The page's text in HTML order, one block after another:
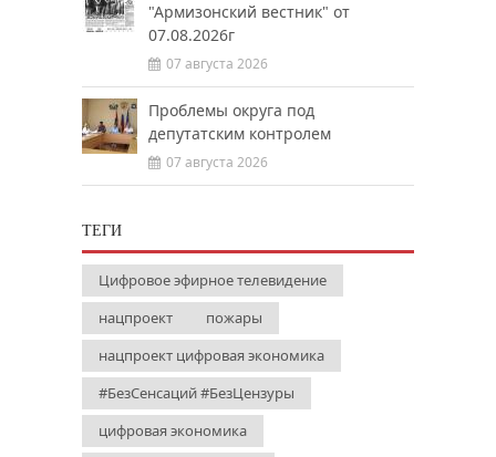
"Армизонский вестник" от
07.08.2026г
07 августа 2026
Проблемы округа под
депутатским контролем
07 августа 2026
ТЕГИ
Цифровое эфирное телевидение
нацпроект
пожары
нацпроект цифровая экономика
#БезСенсаций #БезЦензуры
цифровая экономика